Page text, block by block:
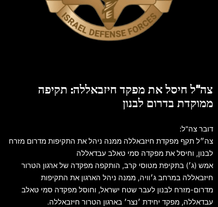
צה"ל חיסל את מפקד חיזבאללה: תקיפה
ממוקדת בדרום לבנון
דובר צה"ל:
צה״ל תקף מפקדת חיזבאללה ממנה ניהל את התקיפות מדרום מזרח
לבנון, וחיסל את מפקדה סמי טאלב עבדאללה
אמש (ג׳) בתקיפת מטוסי קרב, הותקפה מפקדה של ארגון הטרור
חיזבאללה במרחב ג׳וויה, ממנה ניהל הארגון את התקיפות
מדרום-מזרח לבנון לעבר שטח ישראל, וחוסל מפקדה סמי טאלב
עבדאללה, מפקד יחידת ׳נצר׳ בארגון הטרור חיזבאללה.